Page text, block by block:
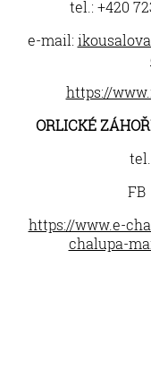
tel.: +420
e-mail:
https://
ORLICKÉ
FB
https://www.e-
chalupa-